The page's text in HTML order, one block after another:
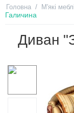
Головна / М'які меблі
Галичина
Диван